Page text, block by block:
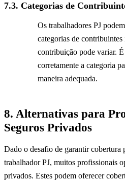
7.3. Categorias de
Os trabalhadores PJ
categorias de
contribuição pode variar.
corretamente a categoria
maneira adequada.
8. Alternativas para
Seguros Privados
Dado o desafio de garantir cobertura
trabalhador PJ, muitos profissionais
privados. Estes podem oferecer